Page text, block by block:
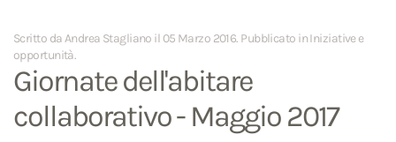
Scritto da Andrea Stagliano il 05 Marzo 2016. Pubblicato inIniziative e
opportunità.
Giornate dell'abitare
collaborativo - Maggio 2017